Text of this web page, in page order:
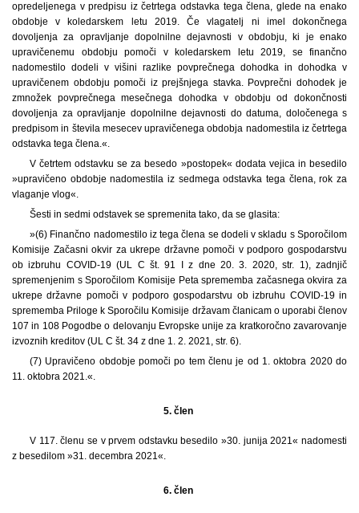
opredeljenega v predpisu iz četrtega odstavka tega člena, glede na enako
obdobje v koledarskem letu 2019. Če vlagatelj ni imel dokončnega
dovoljenja za opravljanje dopolnilne dejavnosti v obdobju, ki je enako
upravičenemu obdobju pomoči v koledarskem letu 2019, se finančno
nadomestilo dodeli v višini razlike povprečnega dohodka in dohodka v
upravičenem obdobju pomoči iz prejšnjega stavka. Povprečni dohodek je
zmnožek povprečnega mesečnega dohodka v obdobju od dokončnosti
dovoljenja za opravljanje dopolnilne dejavnosti do datuma, določenega s
predpisom in števila mesecev upravičenega obdobja nadomestila iz četrtega
odstavka tega člena.«.
V četrtem odstavku se za besedo »postopek« dodata vejica in besedilo
»upravičeno obdobje nadomestila iz sedmega odstavka tega člena, rok za
vlaganje vlog«.
Šesti in sedmi odstavek se spremenita tako, da se glasita:
»(6) Finančno nadomestilo iz tega člena se dodeli v skladu s Sporočilom
Komisije Začasni okvir za ukrepe državne pomoči v podporo gospodarstvu
ob izbruhu COVID-19 (UL C št. 91 I z dne 20. 3. 2020, str. 1), zadnjič
spremenjenim s Sporočilom Komisije Peta sprememba začasnega okvira za
ukrepe državne pomoči v podporo gospodarstvu ob izbruhu COVID-19 in
sprememba Priloge k Sporočilu Komisije državam članicam o uporabi členov
107 in 108 Pogodbe o delovanju Evropske unije za kratkoročno zavarovanje
izvoznih kreditov (UL C št. 34 z dne 1. 2. 2021, str. 6).
(7) Upravičeno obdobje pomoči po tem členu je od 1. oktobra 2020 do
11. oktobra 2021.«.
5. člen
V 117. členu se v prvem odstavku besedilo »30. junija 2021« nadomesti
z besedilom »31. decembra 2021«.
6. člen